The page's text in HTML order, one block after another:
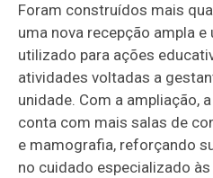
Foram construídos mais
uma nova recepção ampla
utilizado para ações
atividades voltadas a
unidade. Com a ampliação,
conta com mais salas de
e mamografia, reforçando
no cuidado especializado